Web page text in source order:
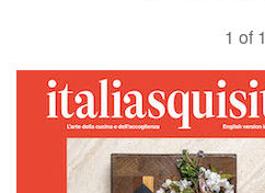
1 of 1